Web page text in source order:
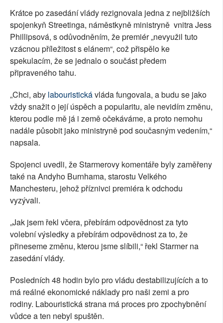
Krátce po zasedání vlády rezignovala jedna z nejbližších
spojenkyň Streetinga, náměstkyně ministryně vnitra Jess
Phillipsová, s odůvodněním, že premiér „nevyužil tuto
vzácnou příležitost s elánem“, což přispělo ke
spekulacím, že se jednalo o součást předem
připraveného tahu.
„Chci, aby labouristickávláda fungovala, a budu se jako
vždy snažit o její úspěch a popularitu, ale nevidím změnu,
kterou podle mě já i země očekáváme, a proto nemohu
nadále působit jako ministryně pod současným vedením,“
napsala.
Spojenci uvedli, že Starmerovy komentáře byly zaměřeny
také na Andyho Burnhama, starostu Velkého
Manchesteru, jehož příznivci premiéra k odchodu
vyzývali.
„Jak jsem řekl včera, přebírám odpovědnost za tyto
volební výsledky a přebírám odpovědnost za to, že
přineseme změnu, kterou jsme slíbili,“ řekl Starmer na
zasedání vlády.
Posledních 48 hodin bylo pro vládu destabilizujících a to
má reálné ekonomické náklady pro naši zemi a pro
rodiny. Labouristická strana má proces pro zpochybnění
vůdce a ten nebyl spuštěn.